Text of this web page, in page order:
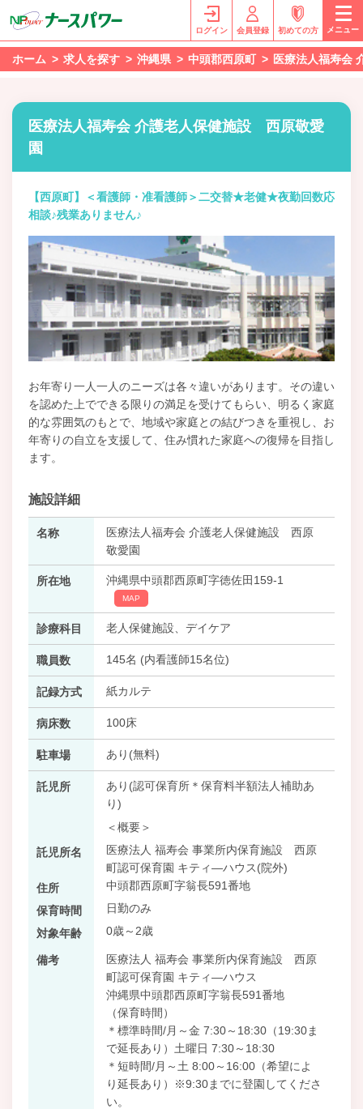
ログイン 会員登録 初めての方 メニュー
ホーム 求人を探す 沖縄県 中頭郡西原町 医療法人福寿会
医療法人福寿会 介護老人保健施設 西原敬愛
園
【西原町】＜看護師・准看護師＞二交替★老健★夜勤回数応
相談♪残業ありません♪
お年寄り一人一人のニーズは各々違いがあります。その違い
を認めた上でできる限りの満足を受けてもらい、明るく家庭
的な雰囲気のもとで、地域や家庭との結びつきを重視し、お
年寄りの自立を支援して、住み慣れた家庭への復帰を目指し
ます。
施設詳細
名称
医療法人福寿会 介護老人保健施設 西原
敬愛園
所在地 沖縄県中頭郡西原町字徳佐田159-1
MAP
診療科目 老人保健施設、デイケア
職員数 145名 (内看護師15名位)
記録方式 紙カルテ
病床数 100床
駐車場 あり(無料)
託児所
あり(認可保育所＊保育料半額法人補助あ
り)
＜概要＞
託児所名
医療法人 福寿会 事業所内保育施設 西原
町認可保育園 キティ―ハウス(院外)
住所
中頭郡西原町字翁長591番地
保育時間
日勤のみ
対象年齢
0歳～2歳
備考
医療法人 福寿会 事業所内保育施設 西原
町認可保育園 キティ―ハウス
沖縄県中頭郡西原町字翁長591番地
（保育時間）
＊標準時間/月～金 7:30～18:30（19:30ま
で延長あり）土曜日 7:30～18:30
＊短時間/月～土 8:00～16:00（希望によ
り延長あり）※9:30までに登園してくださ
い。